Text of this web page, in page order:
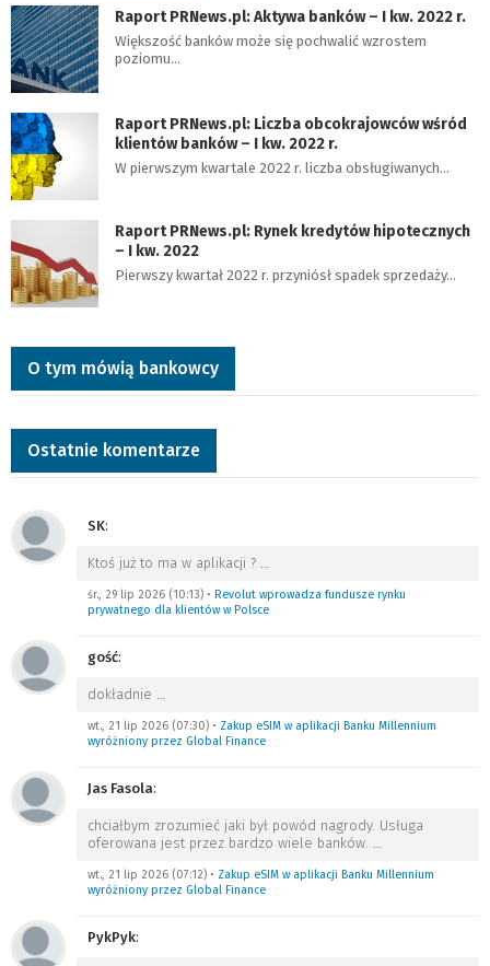
Raport PRNews.pl: Aktywa banków – I kw. 2022 r.
Większość banków może się pochwalić wzrostem
poziomu…
Raport PRNews.pl: Liczba obcokrajowców wśród
klientów banków – I kw. 2022 r.
W pierwszym kwartale 2022 r. liczba obsługiwanych…
Raport PRNews.pl: Rynek kredytów hipotecznych
– I kw. 2022
Pierwszy kwartał 2022 r. przyniósł spadek sprzedaży…
O tym mówią bankowcy
Ostatnie komentarze
SK:
Ktoś już to ma w aplikacji ? …
śr., 29 lip 2026 (10:13) • Revolut wprowadza fundusze rynku
prywatnego dla klientów w Polsce
gość:
dokładnie …
wt., 21 lip 2026 (07:30) • Zakup eSIM w aplikacji Banku Millennium
wyróżniony przez Global Finance
Jas Fasola:
chciałbym zrozumieć jaki był powód nagrody. Usługa
oferowana jest przez bardzo wiele banków. …
wt., 21 lip 2026 (07:12) • Zakup eSIM w aplikacji Banku Millennium
wyróżniony przez Global Finance
PykPyk: